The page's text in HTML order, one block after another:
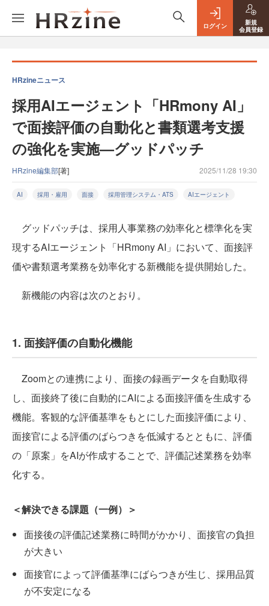
ログイン
新規
会員登録
HRzineニュース
採用AIエージェント「HRmony AI」
で面接評価の自動化と書類選考支援
の強化を実施—グッドパッチ
HRzine編集部[著] 2025/11/28 19:30
AI 採用・雇用 面接 採用管理システム・ATS AIエージェント
グッドパッチは、採用人事業務の効率化と標準化を実
現するAIエージェント「HRmony AI」において、面接評
価や書類選考業務を効率化する新機能を提供開始した。
新機能の内容は次のとおり。
1. 面接評価の自動化機能
Zoomとの連携により、面接の録画データを自動取得
し、面接終了後に自動的にAIによる面接評価を生成する
機能。客観的な評価基準をもとにした面接評価により、
面接官による評価のばらつきを低減するとともに、評価
の「原案」をAIが作成することで、評価記述業務を効率
化する。
＜解決できる課題（一例）＞
面接後の評価記述業務に時間がかかり、面接官の負担
が大きい
面接官によって評価基準にばらつきが生じ、採用品質
が不安定になる